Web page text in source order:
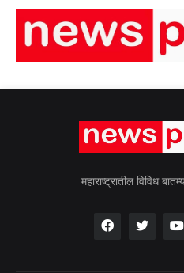
महाराष्ट्रातील विविध